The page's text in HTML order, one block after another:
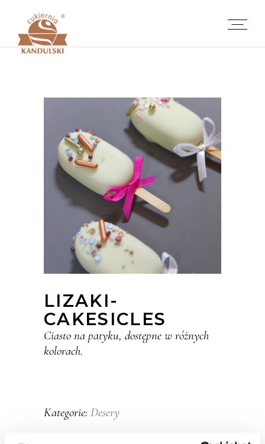
LIZAKI-
CAKESICLES
Ciasto na patyku, dostępne w różnych
kolorach.
Kategorie: Desery